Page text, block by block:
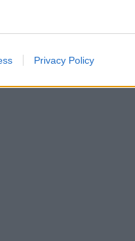
Privacy Policy